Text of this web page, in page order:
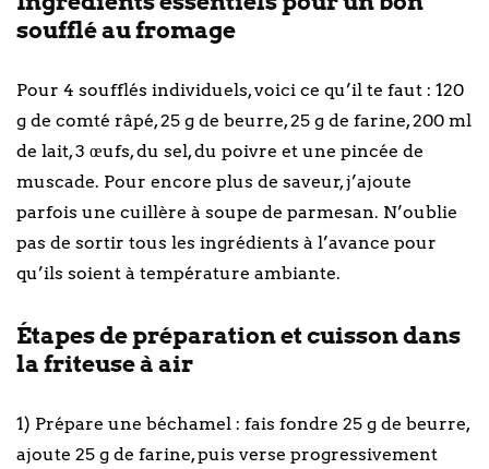
soufflé au fromage
Pour 4 soufflés individuels, voici ce qu’il te faut : 120
g de comté râpé, 25 g de beurre, 25 g de farine, 200 ml
de lait, 3 œufs, du sel, du poivre et une pincée de
muscade. Pour encore plus de saveur, j’ajoute
parfois une cuillère à soupe de parmesan. N’oublie
pas de sortir tous les ingrédients à l’avance pour
qu’ils soient à température ambiante.
Étapes de préparation et cuisson dans
la friteuse à air
1) Prépare une béchamel : fais fondre 25 g de beurre,
ajoute 25 g de farine, puis verse progressivement